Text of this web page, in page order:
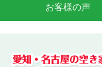
お客様の声